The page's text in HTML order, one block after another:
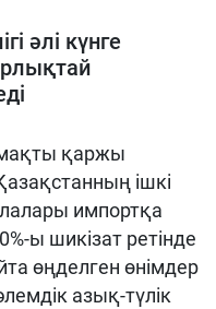
әлі күнге
қаржы
ішкі
импортқа
ы шикізат ретінде
өңделген өнімдер
азық-түлік